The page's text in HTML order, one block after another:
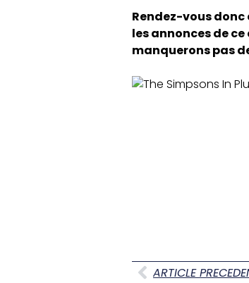
Rendez-vous donc
les annonces de
manquerons pas
ARTICLE